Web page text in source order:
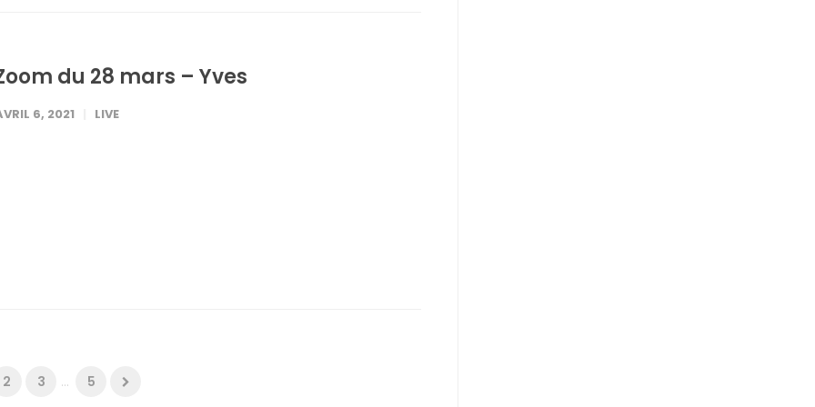
du 28 mars – Yves
6, 2021 LIVE
2 3 ... 5